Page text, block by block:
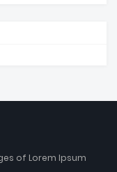
of Lorem Ipsum